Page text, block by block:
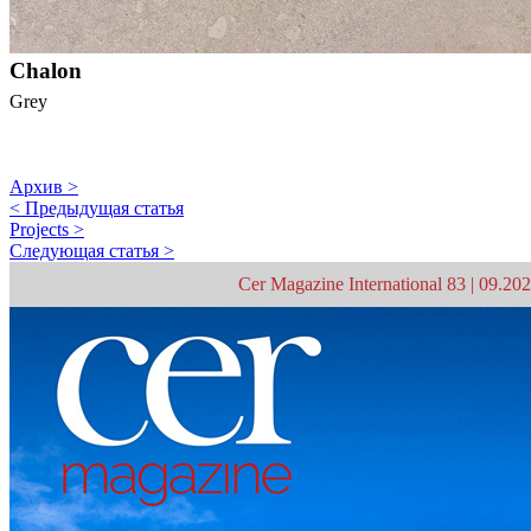
Chalon
Grey
Архив >
< Предыдущая статья
Projects >
Следующая статья >
Cer Magazine International 83 |